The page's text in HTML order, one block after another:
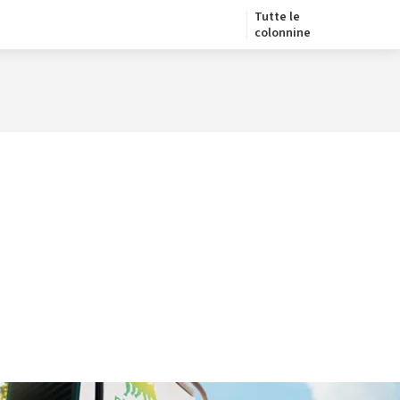
Tutte le
colonnine